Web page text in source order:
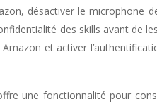
désactiver le microphone
des skills avant de
et activer
une fonctionnalité pour